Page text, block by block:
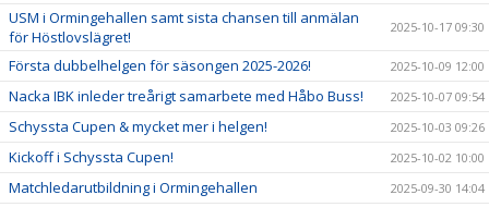
USM i Ormingehallen samt sista chansen till anmälan
för Höstlovslägret!
2025-10-17 09:30
Första dubbelhelgen för säsongen 2025-2026! 2025-10-09 12:00
Nacka IBK inleder treårigt samarbete med Håbo Buss! 2025-10-07 09:54
Schyssta Cupen & mycket mer i helgen! 2025-10-03 09:26
Kickoff i Schyssta Cupen! 2025-10-02 10:00
Matchledarutbildning i Ormingehallen 2025-09-30 14:04